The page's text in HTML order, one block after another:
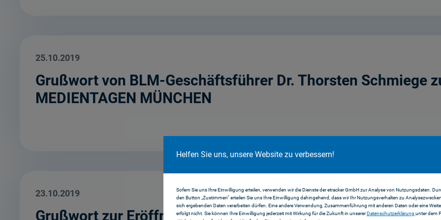
Helfen Sie uns, unsere Website zu verbessern!
Sofern Sie uns Ihre Einwilligung erteilen, verwenden wir die Dienste der etracker GmbH zur Analyse von Nutzungsdaten.
den Button „Zustimmen“ erteilen Sie uns Ihre Einwilligung dahingehend, dass wir Ihr Nutzungsverhalten zu
sich ergebenden Daten verarbeiten dürfen. Eine andere Verwendung, Zusammenführung mit anderen Daten oder eine
erfolgt nicht. Sie können Ihre Einwilligung jederzeit mit Wirkung für die Zukunft in unsererDatenschutzerklärung unter dem
25.10.2019
Grußwort von BLM-Geschäftsführer Dr. Thorsten Schmiege
MEDIENTAGEN MÜNCHEN
23.10.2019
Grußwort zur Eröffnung der 33. MEDIENTAGE MÜNCHEN